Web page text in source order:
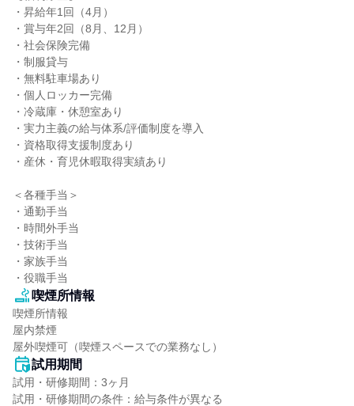
・昇給年1回（4月）
・賞与年2回（8月、12月）
・社会保険完備
・制服貸与
・無料駐車場あり
・個人ロッカー完備
・冷蔵庫・休憩室あり
・実力主義の給与体系/評価制度を導入
・資格取得支援制度あり
・産休・育児休暇取得実績あり
＜各種手当＞
・通勤手当
・時間外手当
・技術手当
・家族手当
・役職手当
喫煙所情報
喫煙所情報
屋内禁煙
屋外喫煙可（喫煙スペースでの業務なし）
試用期間
試用・研修期間：3ヶ月
試用・研修期間の条件：給与条件が異なる